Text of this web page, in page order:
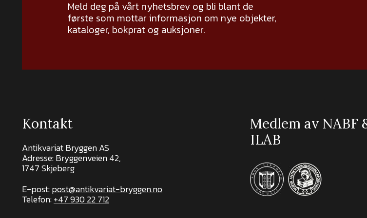
Meld deg på vårt nyhetsbrev og bli blant de
første som mottar informasjon om nye objekter,
kataloger, bokprat og auksjoner.
Kontakt
Antikvariat Bryggen AS
Adresse: Bryggenveien 42,
1747 Skjeberg
E-post:post@antikvariat-bryggen.no
Telefon:+47 930 22 712
Medlem av NABF
ILAB